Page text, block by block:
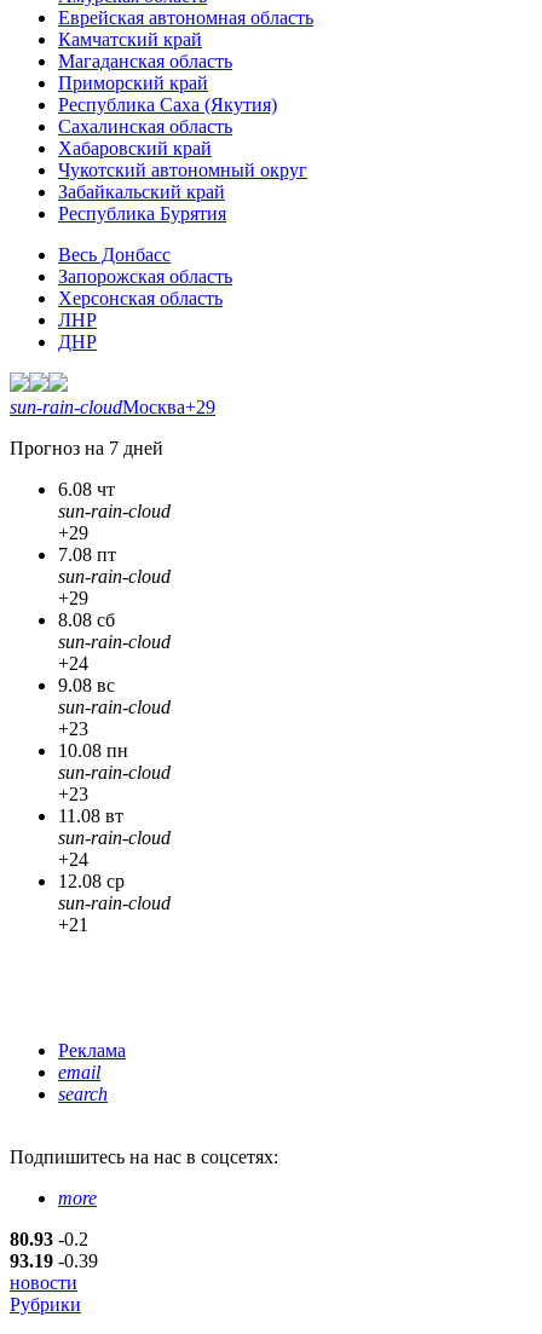
Еврейская автономная область
Камчатский край
Магаданская область
Приморский край
Республика Саха (Якутия)
Сахалинская область
Хабаровский край
Чукотский автономный округ
Забайкальский край
Республика Бурятия
Весь Донбасс
Запорожская область
Херсонская область
ЛНР
ДНР
sun-rain-cloudМосква+29
Прогноз на 7 дней
6.08 чт
sun-rain-cloud
+29
7.08 пт
sun-rain-cloud
+29
8.08 сб
sun-rain-cloud
+24
9.08 вс
sun-rain-cloud
+23
10.08 пн
sun-rain-cloud
+23
11.08 вт
sun-rain-cloud
+24
12.08 ср
sun-rain-cloud
+21
Реклама
email
search
Подпишитесь на нас в соцсетях:
more
80.93 -0.2
93.19 -0.39
новости
Рубрики